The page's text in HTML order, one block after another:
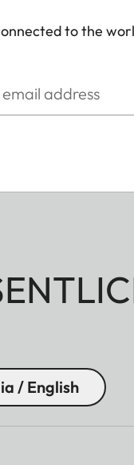
to the
/ English